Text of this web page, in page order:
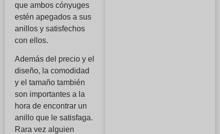
que ambos cónyuges
estén apegados a sus
anillos y satisfechos
con ellos.
Además del precio y el
diseño, la comodidad
y el tamaño también
son importantes a la
hora de encontrar un
anillo que le satisfaga.
Rara vez alguien